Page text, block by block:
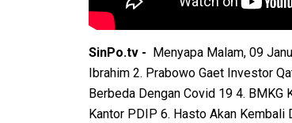
SinPo.tv -
Menyapa Malam, 09
Ibrahim 2. Prabowo Gaet Investor
Berbeda Dengan Covid 19 4. BMKG
Kantor PDIP 6. Hasto Akan Kembali